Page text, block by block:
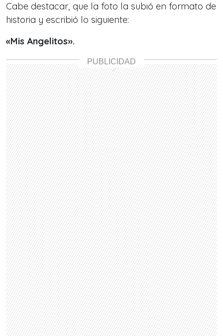
Cabe destacar, que la foto la subió en formato de
historia y escribió lo siguiente:
«Mis Angelitos».